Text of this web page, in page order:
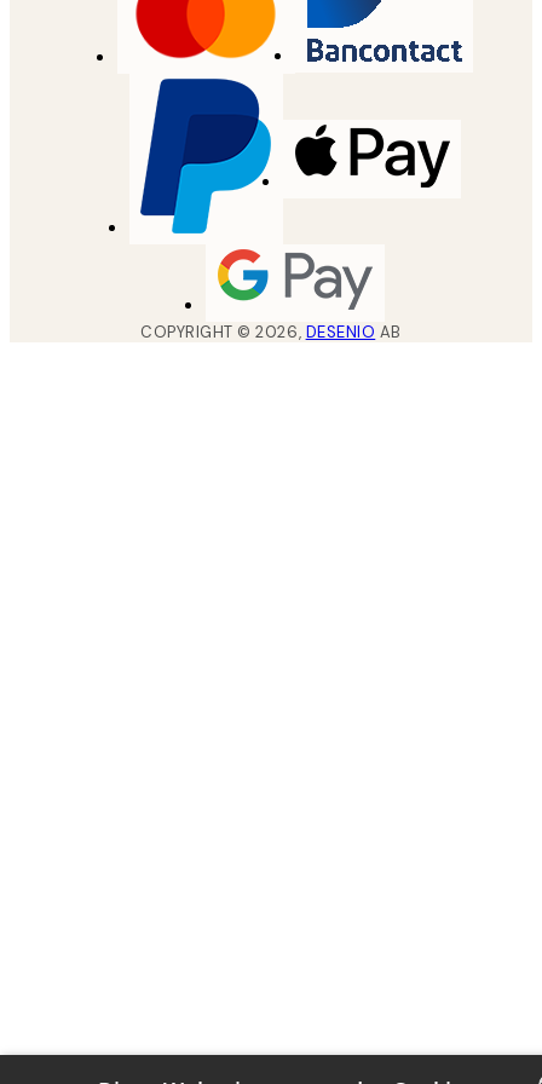
COPYRIGHT ©2026, DESENIO AB